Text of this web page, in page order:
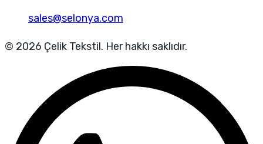
sales@selonya.com
© 2026 Çelik Tekstil. Her hakkı saklıdır.